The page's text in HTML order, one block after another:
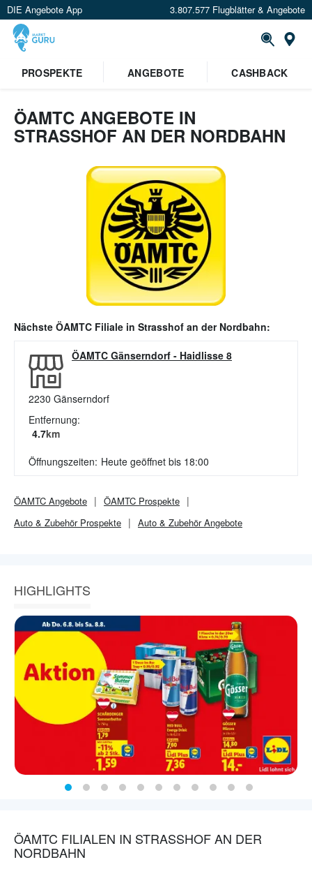
DIE Angebote App 3.807.577 Flugblätter & Angebote
PROSPEKTE
ANGEBOTE CASHBACK
ÖAMTC ANGEBOTE IN
STRASSHOF AN DER NORDBAHN
Nächste ÖAMTC Filiale in Strasshof an der Nordbahn:
ÖAMTC Gänserndorf - Haidlisse 8
2230 Gänserndorf
Entfernung:
4.7km
Öffnungszeiten: Heute geöffnet bis 18:00
ÖAMTC Angebote ÖAMTC Prospekte
Auto & ZubehörProspekte Auto & ZubehörAngebote
HIGHLIGHTS
ÖAMTC FILIALEN IN STRASSHOF AN DER
NORDBAHN